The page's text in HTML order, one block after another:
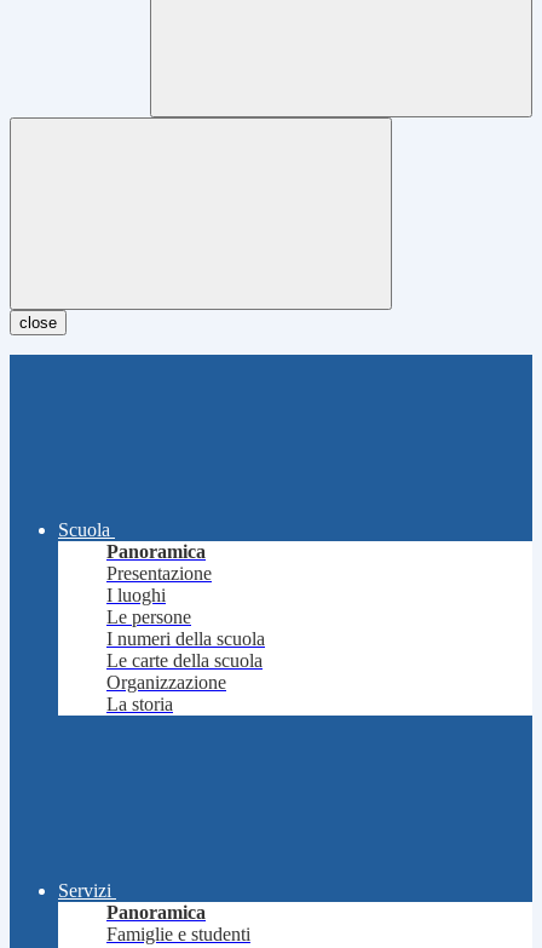
close
Scuola
Panoramica
Presentazione
I luoghi
Le persone
I numeri della scuola
Le carte della scuola
Organizzazione
La storia
Servizi
Panoramica
Famiglie e studenti